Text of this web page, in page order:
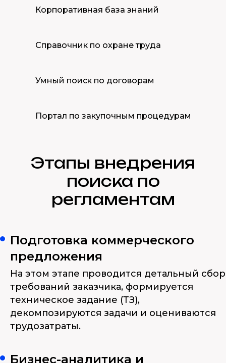
Корпоративная база знаний
Справочник по охране труда
Умный поиск по договорам
Портал по закупочным процедурам
Этапы внедрения
поиска по
регламентам
Подготовка коммерческого
предложения
На этом этапе проводится детальный сбор
требований заказчика, формируется
техническое задание (ТЗ),
декомпозируются задачи и оцениваются
трудозатраты.
Бизнес-аналитика и